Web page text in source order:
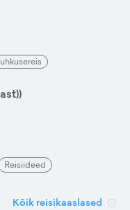
Reisiideed
Kõik reisikaaslased